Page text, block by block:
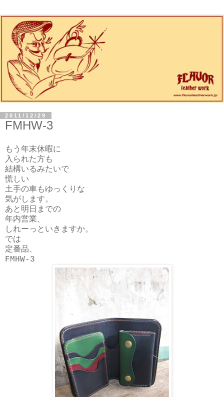
2011/12/29
FMHW-3
もう年末休暇に
入られた方も
結構いるみたいで
慌しい
土手の車もゆっくりな
気がします。
あと明日までの
年内営業、
しれーっといきますか。
では
定番品、
FMHW-3